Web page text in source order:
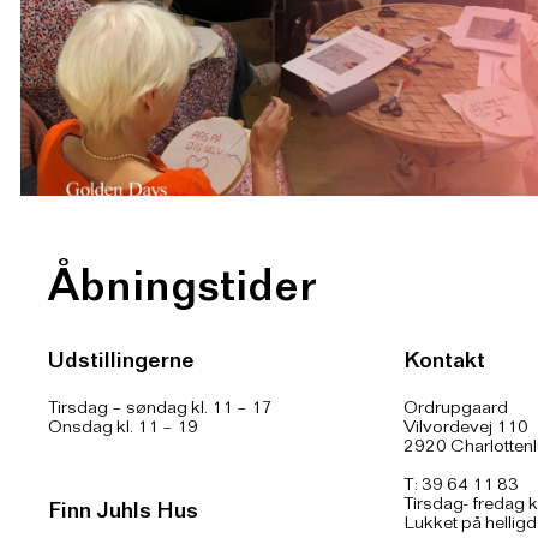
Åbningstider
Udstillingerne
Tirsdag – søndag kl. 11 – 17
Onsdag kl. 11 – 19
Finn Juhls Hus
Kontakt
Ordrupgaard
Vilvordevej 110
2920
T: 39 64 11 83
Tirsdag- fredag
Lukket på